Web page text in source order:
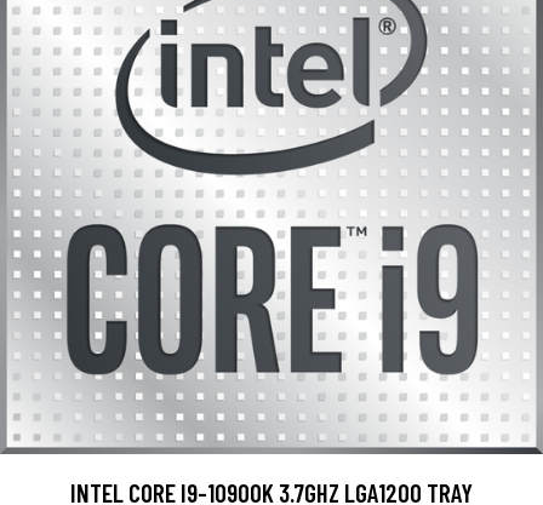
INTEL CORE I9-10900K 3.7GHZ LGA1200 TRAY